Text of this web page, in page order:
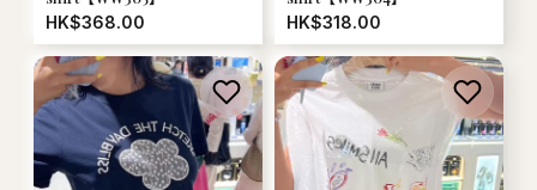
HK$368.00
HK$318.00